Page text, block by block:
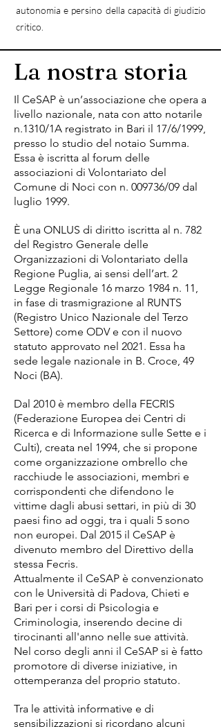
autonomia e persino della capacità di giudizio
critico.
La nostra storia
Il CeSAP è un’associazione che opera a
livello nazionale, nata con atto notarile
n.1310/1A registrato in Bari il 17/6/1999,
presso lo studio del notaio Summa.
Essa è iscritta al forum delle
associazioni di Volontariato del
Comune di Noci con n. 009736/09 dal
luglio 1999.
È una ONLUS di diritto iscritta al n. 782
del Registro Generale delle
Organizzazioni di Volontariato della
Regione Puglia, ai sensi dell’art. 2
Legge Regionale 16 marzo 1984 n. 11,
in fase di trasmigrazione al RUNTS
(Registro Unico Nazionale del Terzo
Settore) come ODV e con il nuovo
statuto approvato nel 2021. Essa ha
sede legale nazionale in B. Croce, 49
Noci (BA).
Dal 2010 è membro della FECRIS
(Federazione Europea dei Centri di
Ricerca e di Informazione sulle Sette e i
Culti), creata nel 1994, che si propone
come organizzazione ombrello che
racchiude le associazioni, membri e
corrispondenti che difendono le
vittime dagli abusi settari, in più di 30
paesi fino ad oggi, tra i quali 5 sono
non europei. Dal 2015 il CeSAP è
divenuto membro del Direttivo della
stessa Fecris.
Attualmente il CeSAP è convenzionato
con le Università di Padova, Chieti e
Bari per i corsi di Psicologia e
Criminologia, inserendo decine di
tirocinanti all'anno nelle sue attività.
Nel corso degli anni il CeSAP si è fatto
promotore di diverse iniziative, in
ottemperanza del proprio statuto.
Tra le attività informative e di
sensibilizzazioni si ricordano alcuni